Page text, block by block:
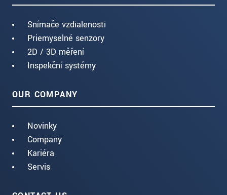
Snímače vzdialenosti
Priemyselné senzory
2D / 3D měření
Inspekční systémy
OUR COMPANY
Novinky
Company
Kariéra
Servis